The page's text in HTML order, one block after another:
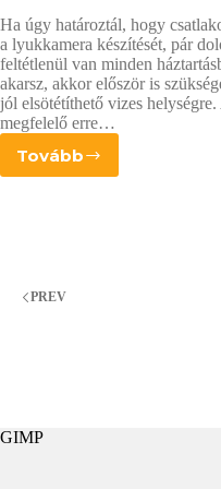
Ha úgy határoztál, hogy
a lyukkamera készítését, pár
feltétlenül van minden
akarsz, akkor először is
jól elsötétíthető vizes
megfelelő erre…
Tovább
Mi
PREV
GIMP